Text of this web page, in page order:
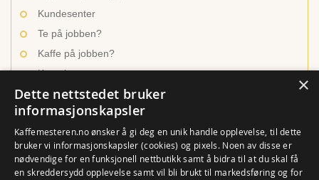
Kundesenter
Te på jobben?
Kaffe på jobben?
Kontakt oss
INSPIRASJON OG LÆRING
Ulike kaffetyper
×
Dette nettstedet bruker
informasjonskapsler
Kaffemesteren.no ønsker å gi deg en unik handle opplevelse, til dette
bruker vi informasjonskapsler (cookies) og pixels. Noen av disse er
nødvendige for en funksjonell nettbutikk samt å bidra til at du skal få
en skreddersydd opplevelse samt vil bli brukt til markedsføring og for